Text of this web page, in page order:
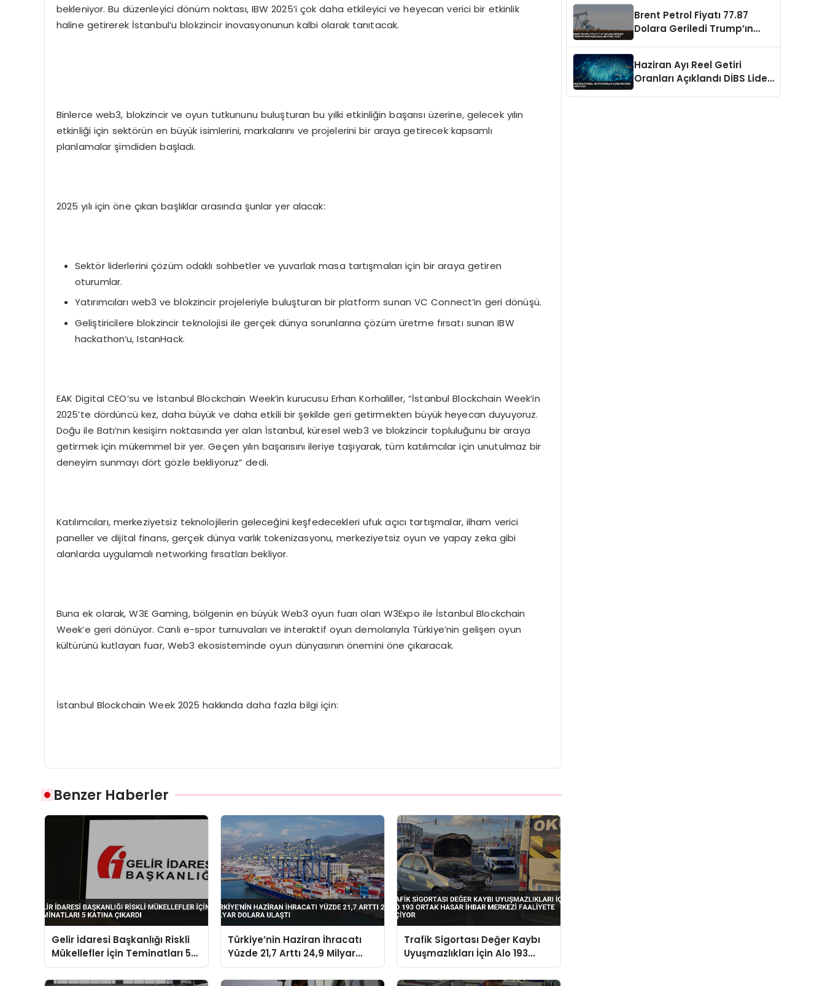
bekleniyor. Bu düzenleyici dönüm noktası, IBW 2025’i çok daha etkileyici ve heyecan verici bir etkinlik
haline getirerek İstanbul’u blokzincir inovasyonunun kalbi olarak tanıtacak.
Binlerce web3, blokzincir ve oyun tutkununu buluşturan bu yılki etkinliğin başarısı üzerine, gelecek yılın
etkinliği için sektörün en büyük isimlerini, markalarını ve projelerini bir araya getirecek kapsamlı
planlamalar şimdiden başladı.
2025 yılı için öne çıkan başlıklar arasında şunlar yer alacak:
Sektör liderlerini çözüm odaklı sohbetler ve yuvarlak masa tartışmaları için bir araya getiren
oturumlar.
Yatırımcıları web3 ve blokzincir projeleriyle buluşturan bir platform sunan VC Connect’in geri dönüşü.
Geliştiricilere blokzincir teknolojisi ile gerçek dünya sorunlarına çözüm üretme fırsatı sunan IBW
hackathon’u, IstanHack.
EAK Digital CEO’su ve İstanbul Blockchain Week’in kurucusu Erhan Korhaliller, “İstanbul Blockchain Week’in
2025’te dördüncü kez, daha büyük ve daha etkili bir şekilde geri getirmekten büyük heyecan duyuyoruz.
Doğu ile Batı’nın kesişim noktasında yer alan İstanbul, küresel web3 ve blokzincir topluluğunu bir araya
getirmek için mükemmel bir yer. Geçen yılın başarısını ileriye taşıyarak, tüm katılımcılar için unutulmaz bir
deneyim sunmayı dört gözle bekliyoruz” dedi.
Katılımcıları, merkeziyetsiz teknolojilerin geleceğini keşfedecekleri ufuk açıcı tartışmalar, ilham verici
paneller ve dijital finans, gerçek dünya varlık tokenizasyonu, merkeziyetsiz oyun ve yapay zeka gibi
alanlarda uygulamalı networking fırsatları bekliyor.
Buna ek olarak, W3E Gaming, bölgenin en büyük Web3 oyun fuarı olan W3Expo ile İstanbul Blockchain
Week’e geri dönüyor. Canlı e-spor turnuvaları ve interaktif oyun demolarıyla Türkiye’nin gelişen oyun
kültürünü kutlayan fuar, Web3 ekosisteminde oyun dünyasının önemini öne çıkaracak.
İstanbul Blockchain Week 2025 hakkında daha fazla bilgi için:
Benzer Haberler
Gelir İdaresi Başkanlığı Riskli
Mükellefler İçin Teminatları 5
Katına Çıkardı
Türkiye’nin Haziran İhracatı
Yüzde 21,7 Arttı 24,9 Milyar
Dolara Ulaştı
Trafik Sigortası Değer Kaybı
Uyuşmazlıkları İçin Alo 193
Ortak Hasar İhbar Merkezi
Faaliyete Geçiyor
Brent Petrol Fiyatı 77.87
Dolara Geriledi Trump’ın
Haziran Ayı Reel Getiri
Oranları Açıklandı DİBS Lider